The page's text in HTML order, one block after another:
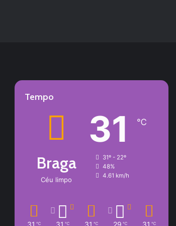
Tempo
Braga
Céu limpo
31 ℃
31º - 22º
48%
4.61 km/h
31 ℃ 31 ℃ 31 ℃ 29 ℃ 31 ℃